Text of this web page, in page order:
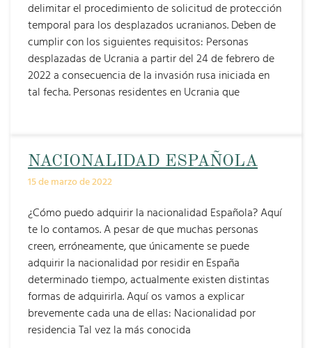
delimitar el procedimiento de solicitud de protección
temporal para los desplazados ucranianos. Deben de
cumplir con los siguientes requisitos: Personas
desplazadas de Ucrania a partir del 24 de febrero de
2022 a consecuencia de la invasión rusa iniciada en
tal fecha. Personas residentes en Ucrania que
NACIONALIDAD ESPAÑOLA
15 de marzo de 2022
¿Cómo puedo adquirir la nacionalidad Española? Aquí
te lo contamos. A pesar de que muchas personas
creen, erróneamente, que únicamente se puede
adquirir la nacionalidad por residir en España
determinado tiempo, actualmente existen distintas
formas de adquirirla. Aquí os vamos a explicar
brevemente cada una de ellas: Nacionalidad por
residencia Tal vez la más conocida